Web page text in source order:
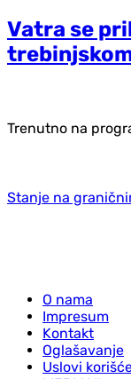
Vatra se
Trenutno na
Stanje na
O nama
Impresum
Kontakt
Oglašavanje
Uslovi